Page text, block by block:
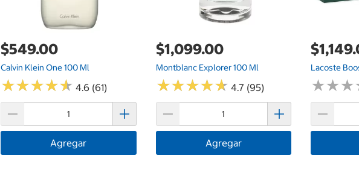
$549.00
Calvin Klein One 100 Ml
★★★★★
★★★★★ 4.6 (61)
Agregar
$1,099.00
Montblanc Explorer 100 Ml
★★★★★
★★★★★ 4.7 (95)
Agregar
Lacoste
★★★
★★★